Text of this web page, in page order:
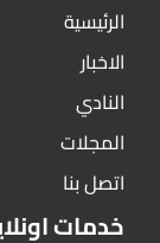
الرئيسية
الاخبار
النادي
المجلات
اتصل بنا
خدمات